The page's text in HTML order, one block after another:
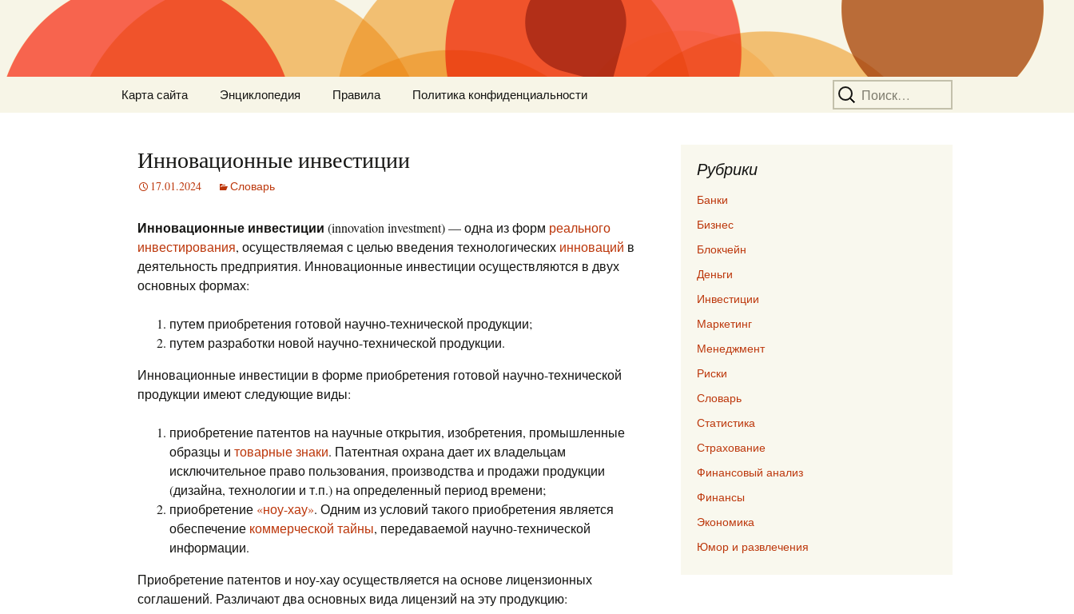
Карта сайта Энциклопедия Правила Политика конфиденциальности Найти:
Инновационные инвестиции
17.01.2024 Словарь
Инновационные инвестиции (innovation investment) — одна из форм реального
инвестирования, осуществляемая с целью введения технологических инноваций в
деятельность предприятия. Инновационные инвестиции осуществляются в двух
основных формах:
путем приобретения готовой научно-технической продукции;
путем разработки новой научно-технической продукции.
Инновационные инвестиции в форме приобретения готовой научно-технической
продукции имеют следующие виды:
приобретение патентов на научные открытия, изобретения, промышленные
образцы и товарные знаки. Патентная охрана дает их владельцам
исключительное право пользования, производства и продажи продукции
(дизайна, технологии и т.п.) на определенный период времени;
приобретение «ноу-хау». Одним из условий такого приобретения является
обеспечение коммерческой тайны, передаваемой научно-технической
информации.
Приобретение патентов и ноу-хау осуществляется на основе лицензионных
соглашений. Различают два основных вида лицензий на эту продукцию:
Рубрики
Банки
Бизнес
Блокчейн
Деньги
Инвестиции
Маркетинг
Менеджмент
Риски
Словарь
Статистика
Страхование
Финансовый анализ
Финансы
Экономика
Юмор и развлечения